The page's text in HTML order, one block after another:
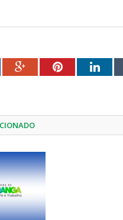
Google+Pinterest